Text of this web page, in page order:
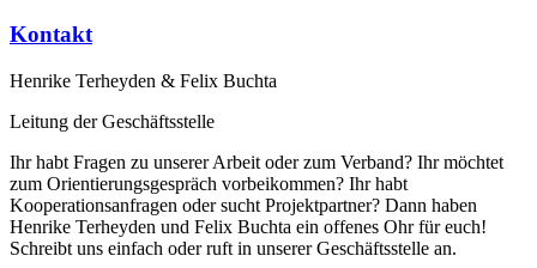
Kontakt
Henrike Terheyden & Felix Buchta
Leitung der Geschäftsstelle
Ihr habt Fragen zu unserer Arbeit oder zum Verband? Ihr möchtet
zum Orientierungsgespräch vorbeikommen? Ihr habt
Kooperationsanfragen oder sucht Projektpartner? Dann haben
Henrike Terheyden und Felix Buchta ein offenes Ohr für euch!
Schreibt uns einfach oder ruft in unserer Geschäftsstelle an.